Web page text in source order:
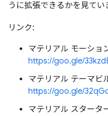
うに拡張できるかを見てい
リンク:
マテリアル モーシ
https://goo.gle/
マテリアル テーマ
https://goo.gle/
マテリアル スター